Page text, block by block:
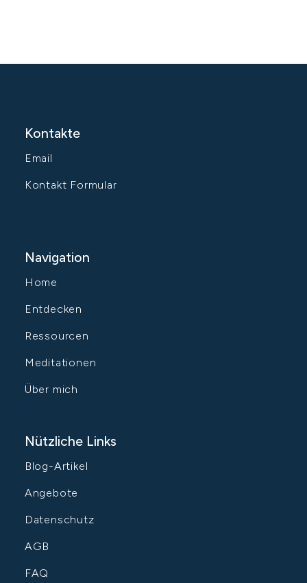
Kontakte
Email
Kontakt Formular
Navigation
Home
Entdecken
Ressourcen
Meditationen
Über mich
Nützliche Links
Blog-Artikel
Angebote
Datenschutz
AGB
FAQ